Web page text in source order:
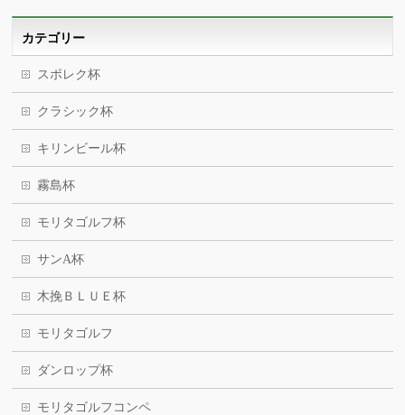
カテゴリー
スポレク杯
クラシック杯
キリンビール杯
霧島杯
モリタゴルフ杯
サンA杯
木挽ＢＬＵＥ杯
モリタゴルフ
ダンロップ杯
モリタゴルフコンペ